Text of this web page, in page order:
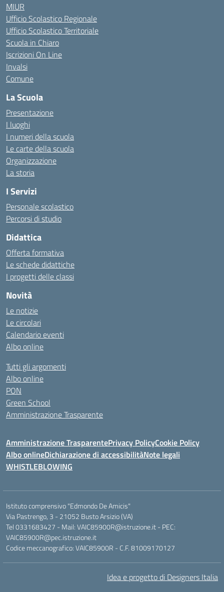
MIUR
Ufficio Scolastico Regionale
Ufficio Scolastico Territoriale
Scuola in Chiaro
Iscrizioni On Line
Invalsi
Comune
La Scuola
Presentazione
I luoghi
I numeri della scuola
Le carte della scuola
Organizzazione
La storia
I Servizi
Personale scolastico
Percorsi di studio
Didattica
Offerta formativa
Le schede didattiche
I progetti delle classi
Novità
Le notizie
Le circolari
Calendario eventi
Albo online
Tutti gli argomenti
Albo online
PON
Green School
Amministrazione Trasparente
Amministrazione TrasparentePrivacy PolicyCookie Policy
Albo onlineDichiarazione di accessibilitàNote legali
WHISTLEBLOWING
Istituto comprensivo "Edmondo De Amicis"
Via Pastrengo, 3 - 21052 Busto Arsizio (VA)
Tel 0331683427 - Mail: VAIC85900R@istruzione.it - PEC:
VAIC85900R@pec.istruzione.it
Codice meccanografico: VAIC85900R - C.F. 81009170127
Idea e progetto di Designers Italia